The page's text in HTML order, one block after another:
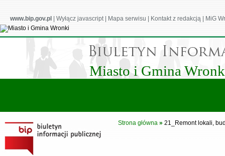
www.bip.gov.pl Wyłącz javascript| Mapa serwisu Kontakt z redakcją MiG
Miasto i Gmina
Strona główna » 21_Remont lokali,